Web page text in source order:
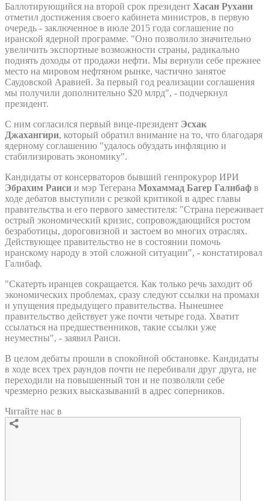
Баллотирующийся на второй срок президент Хасан Рухани
отметил достижения своего кабинета министров, в первую
очередь - заключенное в июле 2015 года соглашение по
иранской ядерной программе. "Оно позволило значительно
увеличить экспортные возможности страны, радикально
поднять доходы от продажи нефти. Мы вернули себе прежнее
место на мировом нефтяном рынке, частично занятое
Саудовской Аравией. За первый год реализации соглашения
мы получили дополнительно $20 млрд", - подчеркнул
президент.
С ним согласился первый вице-президент Эсхак
Джахангири, который обратил внимание на то, что благодаря
ядерному соглашению "удалось обуздать инфляцию и
стабилизировать экономику".
Кандидаты от консерваторов бывший генпрокурор ИРИ
Эбрахим Раиси и мэр Тегерана Мохаммад Багер Галибаф в
ходе дебатов выступили с резкой критикой в адрес главы
правительства и его первого заместителя: "Страна переживает
острый экономический кризис, сопровождающийся ростом
безработицы, дороговизной и застоем во многих отраслях.
Действующее правительство не в состоянии помочь
иранскому народу в этой сложной ситуации", - констатировал
Галибаф.
"Скатерть иранцев сокращается. Как только речь заходит об
экономических проблемах, сразу следуют ссылки на промахи
и упущения предыдущего правительства. Нынешнее
правительство действует уже почти четыре года. Хватит
ссылаться на предшественников, такие ссылки уже
неуместны", - заявил Раиси.
В целом дебаты прошли в спокойной обстановке. Кандидаты
в ходе всех трех раундов почти не перебивали друг друга, не
переходили на повышенный тон и не позволяли себе
чрезмерно резких высказываний в адрес соперников.
Читайте нас в